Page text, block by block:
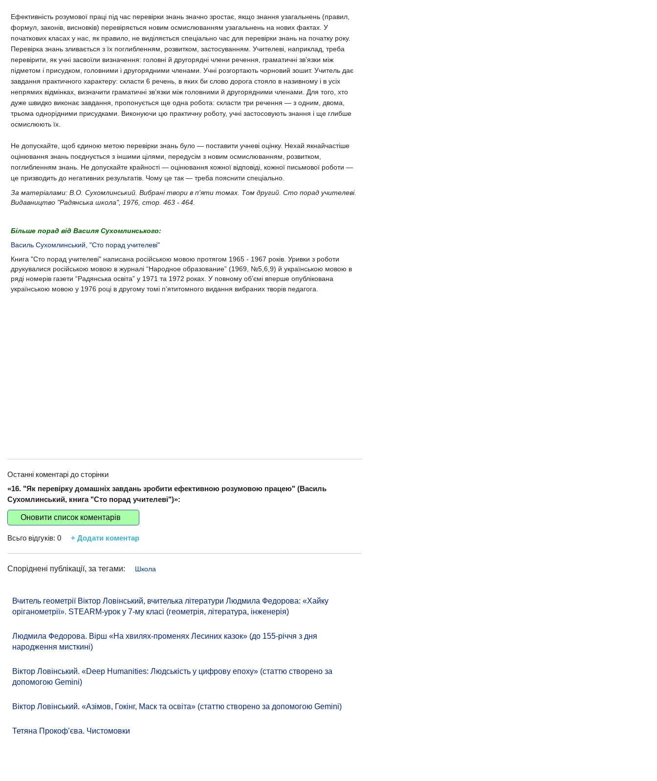
Ефективність розумової праці під час перевірки знань значно зростає, якщо знання узагальнень (правил,
формул, законів, висновків) перевіряється новим осмислюванням узагальнень на нових фактах. У
початкових класах у нас, як правило, не виділяється спеціально час для перевірки знань на початку року.
Перевірка знань зливається з їх поглибленням, розвитком, застосуванням. Учителеві, наприклад, треба
перевірити, як учні засвоїли визначення: головні й другорядні члени речення, граматичні зв’язки між
підметом і присудком, головними і другорядними членами. Учні розгортають чорновий зошит. Учитель дає
завдання практичного характеру: скласти 6 речень, в яких би слово дорога стояло в називному і в усіх
непрямих відмінках, визначити граматичні зв’язки між головними й другорядними членами. Для того, хто
дуже швидко виконає завдання, пропонується ще одна робота: скласти три речення — з одним, двома,
трьома однорідними присудками. Виконуючи цю практичну роботу, учні застосовують знання і ще глибше
осмислюють їх.
Не допускайте, щоб єдиною метою перевірки знань було — поставити учневі оцінку. Нехай якнайчастіше
оцінювання знань поєднується з іншими цілями, передусім з новим осмислюванням, розвитком,
поглибленням знань. Не допускайте крайності — оцінювання кожної відповіді, кожної письмової роботи —
це призводить до негативних результатів. Чому це так — треба пояснити спеціально.
За матеріалами: В.О. Сухомлинський. Вибрані твори в п'яти томах. Том другий. Сто порад учителеві.
Видавництво "Радянська школа", 1976, стор. 463 - 464.
Більше порад від Василя Сухомлинського:
Василь Сухомлинський, "Сто порад учителеві"
Книга "Сто порад учителеві" написана російською мовою протягом 1965 - 1967 років. Уривки з роботи
друкувалися російською мовою в журналі “Народное образование” (1969, №5,6,9) й українською мовою в
ряді номерів газети “Радянська освіта” у 1971 та 1972 роках. У повному об’ємі вперше опублікована
українською мовою у 1976 році в другому томі п’ятитомного видання вибраних творів педагога.
Останні коментарі до сторінки
«16. "Як перевірку домашніх завдань зробити ефективною розумовою працею" (Василь
Сухомлинський, книга "Сто порад учителеві")»:
Оновити список коментарів
Всьго відгуків: 0 + Додати коментар
Споріднені публікації, за тегами: Школа
Вчитель геометрії Віктор Ловінський, вчителька літератури Людмила Федорова: «Хайку
оріганометрії». STEARM-урок у 7-му класі (геометрія, література, інженерія)
Людмила Федорова. Вірш «На хвилях-променях Лесиних казок» (до 155-річчя з дня
народження мисткині)
Віктор Ловінський. «Deep Humanities: Людськість у цифрову епоху» (статтю створено за
допомогою Gemini)
Віктор Ловінський. «Азімов, Гокінг, Маск та освіта» (статтю створено за допомогою Gemini)
Тетяна Прокоф’єва. Чистомовки